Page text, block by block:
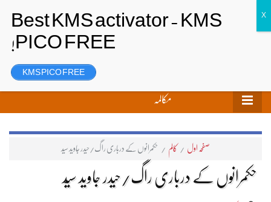
رجسٹر
مکالمہ
صفحہ اول / کالم / حکمرانوں کے درباری راگ/حیدر جاوید سیّد
حکمرانوں کے درباری راگ/حیدر جاوید سیّد
KMS PICO FREE